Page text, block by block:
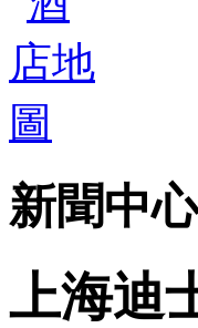
新聞中心
上海迪